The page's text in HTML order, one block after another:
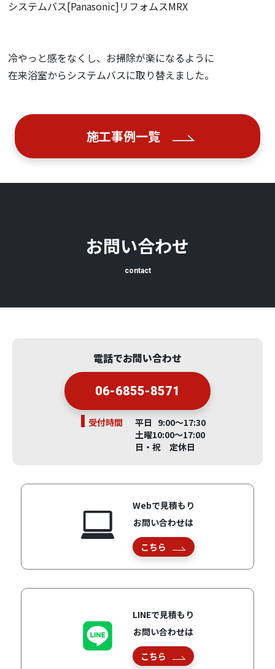
システムバス[Panasonic]リフォムスMRX
冷やっと感をなくし、お掃除が楽になるように
在来浴室からシステムバスに取り替えました。
施工事例一覧
お問い合わせ
contact
電話でお問い合わせ
06-6855-8571
受付時間
平日 9:00～17:30
土曜10:00～17:00
日・祝 定休日
Webで見積もり
お問い合わせは
こちら
LINEで見積もり
お問い合わせは
こちら